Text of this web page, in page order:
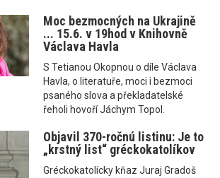
Moc bezmocných na Ukrajině
... 15.6. v 19hod v Knihovně
Václava Havla
S Tetianou Okopnou o díle Václava
Havla, o literatuře, moci i bezmoci
psaného slova a překladatelské
řeholi hovoří Jáchym Topol.
Objavil 370-ročnú listinu: Je to
„krstný list“ gréckokatolíkov
Gréckokatolícky kňaz Juraj Gradoš